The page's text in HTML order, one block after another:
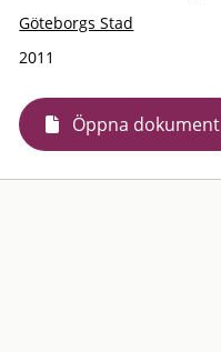
Göteborgs Stad
2011
Öppna dokument